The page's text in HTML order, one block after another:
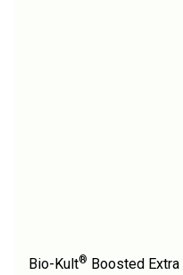
​Bio-Kult® Boosted